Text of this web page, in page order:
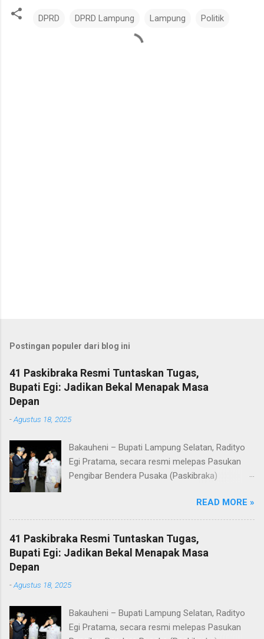
DPRD DPRD Lampung Lampung Politik
Postingan populer dari blog ini
41 Paskibraka Resmi Tuntaskan Tugas,
Bupati Egi: Jadikan Bekal Menapak Masa
Depan
-Agustus 18, 2025
Bakauheni – Bupati Lampung Selatan, Radityo
Egi Pratama, secara resmi melepas Pasukan
Pengibar Bendera Pusaka (Paskibraka)
Pelepasan dilakukan usai upacara penurunan
bendera di Lapangan Menara Siger, Bakauheni,
Minggu malam (17/8/2025). Sebanyak 41
anggota Paskibraka yang sebelumnya sukses
mengibarkan Sang Saka Merah Putih pada
Indonesia di Kabupaten Lampung Selatan, kini
dengan penuh apresiasi atas dedikasi, disiplin,
dan semangat kebangsaan yang ditunjukkan
READ MORE »
41 Paskibraka Resmi Tuntaskan Tugas,
Bupati Egi: Jadikan Bekal Menapak Masa
Depan
-Agustus 18, 2025
Bakauheni – Bupati Lampung Selatan, Radityo
Egi Pratama, secara resmi melepas Pasukan